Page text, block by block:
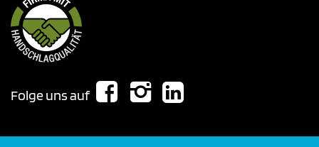
Folge uns auf